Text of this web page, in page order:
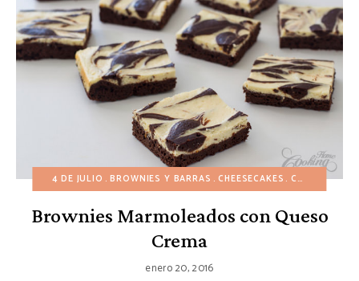
4 DE JULIO BROWNIES Y BARRAS CHEESECAKES CUMPLEAÑOS
Brownies Marmoleados con Queso
Crema
enero 20, 2016